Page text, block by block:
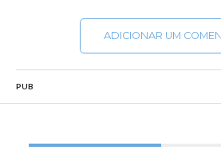
ADICIONAR UM
PUB